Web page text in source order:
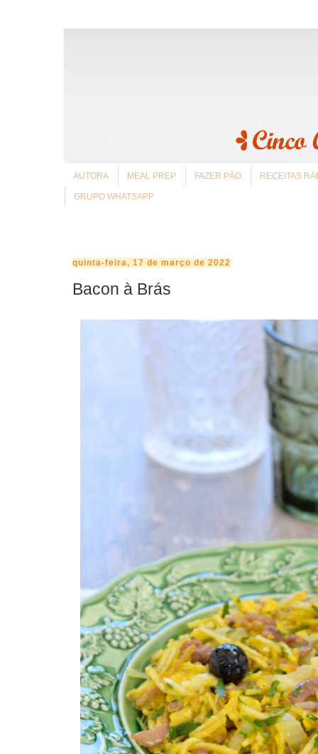
AUTORA MEAL PREP FAZER PÃO RECEITAS
GRUPO WHATSAPP
quinta-feira, 17 de março de 2022
Bacon à Brás